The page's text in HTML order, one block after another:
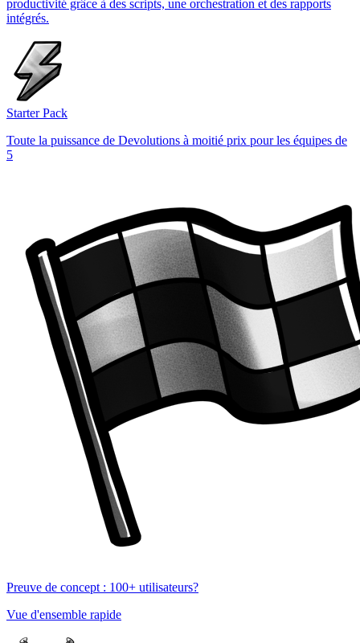
productivité grâce à des scripts, une orchestration et des rapports
intégrés.
Starter Pack
Toute la puissance de Devolutions à moitié prix pour les équipes de
5
Preuve de concept : 100+ utilisateurs?
Vue d'ensemble rapide